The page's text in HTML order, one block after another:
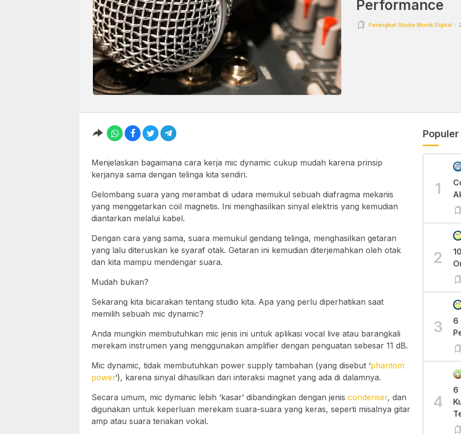
Performance
Perangkat Studio Musik Digital
Menjelaskan bagaimana cara kerja mic dynamic cukup mudah karena prinsip
kerjanya sama dengan telinga kita sendiri.
Gelombang suara yang merambat di udara memukul sebuah diafragma mekanis
yang menggetarkan coil magnetis. Ini menghasilkan sinyal elektris yang kemudian
diantarkan melalui kabel.
Dengan cara yang sama, suara memukul gendang telinga, menghasilkan getaran
yang lalu diteruskan ke syaraf otak. Getaran ini kemudian diterjemahkan oleh otak
dan kita mampu mendengar suara.
Mudah bukan?
Sekarang kita bicarakan tentang studio kita. Apa yang perlu diperhatikan saat
memilih sebuah mic dynamic?
Anda mungkin membutuhkan mic jenis ini untuk aplikasi vocal live atau barangkali
merekam instrumen yang menggunakan amplifier dengan penguatan sebesar 11 dB.
Mic dynamic, tidak membutuhkan power supply tambahan (yang disebut ‘phantom
power‘), karena sinyal dihasilkan dari interaksi magnet yang ada di dalamnya.
Secara umum, mic dymanic lebih ‘kasar’ dibandingkan dengan jenis condenser, dan
digunakan untuk keperluan merekam suara-suara yang keras, seperti misalnya gitar
amp atau suara teriakan vokal.
Populer
1
2
3
6
4
6